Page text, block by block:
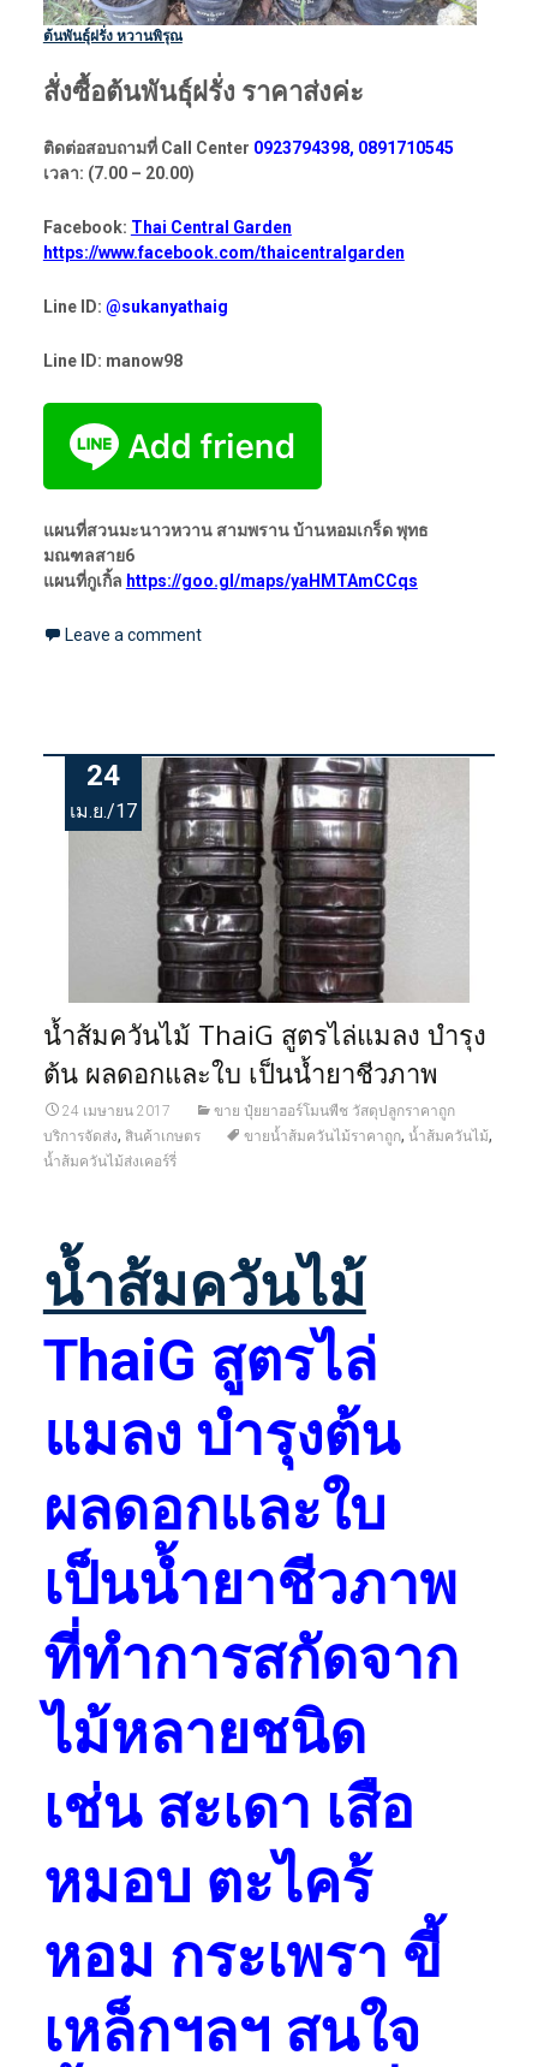
ต้นพันธุ์ฝรั่ง หวานพิรุณ
สั่งซื้อต้นพันธุ์ฝรั่ง ราคาส่งค่ะ
ติดต่อสอบถามที่ Call Center 0923794398, 0891710545
เวลา: (7.00 – 20.00)
Facebook: Thai Central Garden
https://www.facebook.com/thaicentralgarden
Line ID: @sukanyathaig
Line ID: manow98
แผนที่สวนมะนาวหวาน สามพราน บ้านหอมเกร็ด พุทธ
มณฑลสาย6
แผนที่กูเกิ้ล https://goo.gl/maps/yaHMTAmCCqs
Leave a comment
24
เม.ย./17
น้ำส้มควันไม้ ThaiG สูตรไล่แมลง บำรุง
ต้น ผลดอกและใบ เป็นน้ำยาชีวภาพ
24 เมษายน 2017
ขาย ปุ๋ยยาฮอร์โมนพืช วัสดุปลูกราคาถูก
บริการจัดส่ง, สินค้าเกษตร ขายน้ำส้มควันไม้ราคาถูก, น้ำส้มควันไม้,
น้ำส้มควันไม้ส่งเคอร์รี่
น้ำส้มควันไม้
ThaiG สูตรไล่
แมลง บำรุงต้น
ผลดอกและใบ
เป็นน้ำยาชีวภาพ
ที่ทำการสกัดจาก
ไม้หลายชนิด
เช่น สะเดา เสือ
หมอบ ตะไคร้
หอม กระเพรา ขี้
เหล็กฯลฯ สนใจ